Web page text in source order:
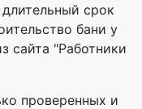
срок
бани у
сайта "Работники
проверенных и